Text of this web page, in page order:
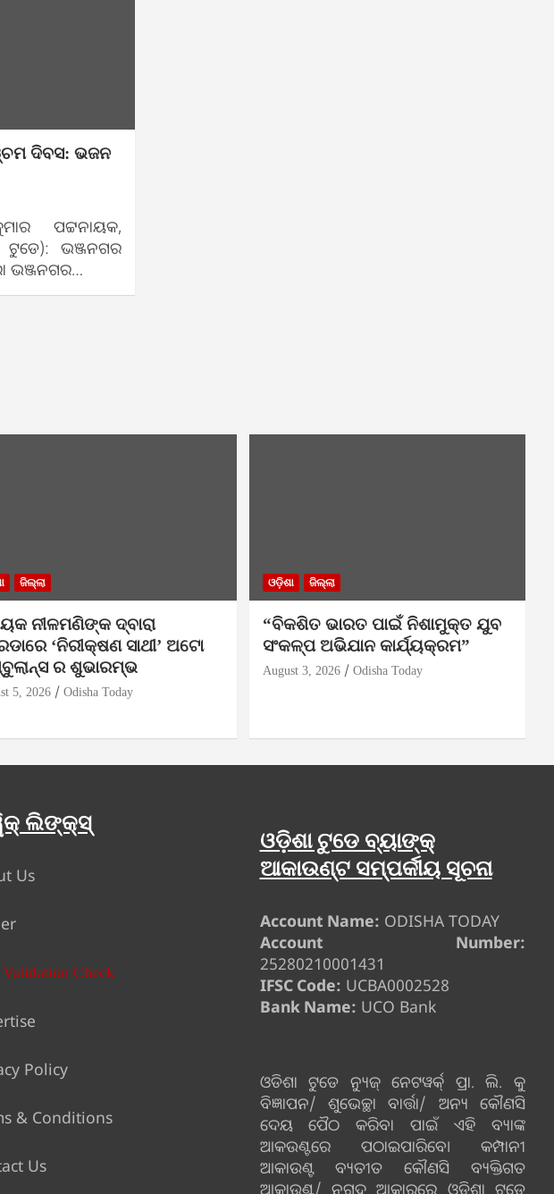
ଦିବସ: ଭଜନ
ପଟ୍ଟନାୟକ,
ଟୁଡେ): ଭଞ୍ଜନଗର
ଭଞ୍ଜନଗର…
ଜିଲ୍ଲା
ନୀଳମଣିଙ୍କ ଦ୍ବାରା
‘ନିରୀକ୍ଷଣ ସାଥୀ’ ଅଟୋ
ର ଶୁଭାରମ୍ଭ
5, 2026 Odisha Today
ଓଡ଼ିଶା ଜିଲ୍ଲା
“ବିକଶିତ ଭାରତ ପାଇଁ ନିଶାମୁକ୍ତ ଯୁବ
ସଂକଳ୍ପ ଅଭିଯାନ କାର୍ଯ୍ୟକ୍ରମ”
August 3, 2026 Odisha Today
ଲିଙ୍କ୍ସ୍
Us
Check
Policy
& Conditions
Us
ଓଡ଼ିଶା ଟୁଡେ ବ୍ୟାଙ୍କ୍
ଆକାଉଣ୍ଟ ସମ୍ପର୍କୀୟ ସୂଚନା
Account Name: ODISHA TODAY
Account Number:
25280210001431
IFSC Code: UCBA0002528
Bank Name: UCO Bank
ଓଡିଶା ଟୁଡେ ନ୍ୟୁଜ୍ ନେଟୱର୍କ୍ ପ୍ରା. ଲି. କୁ
ବିଜ୍ଞାପନ/ ଶୁଭେଚ୍ଛା ବାର୍ତ୍ତା/ ଅନ୍ୟ କୌଣସି
ଦେୟ ପୈଠ କରିବା ପାଇଁ ଏହି ବ୍ୟାଙ୍କ
ଆକଉଣ୍ଟରେ ପଠାଇପାରିବେ। କମ୍ପାନୀ
ଆକାଉଣ୍ଟ ବ୍ୟତୀତ କୌଣସି ବ୍ୟକ୍ତିଗତ
ଆକାଉଣ୍ଟ/ ନଗଦ ଆକାରରେ ଓଡ଼ିଶା ଟୁଡେ